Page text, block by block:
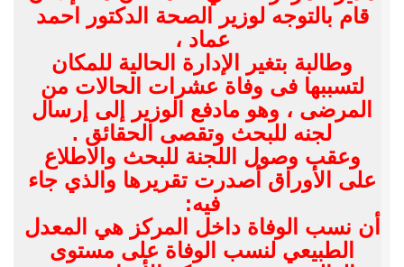
قام بالتوجه لوزير الصحة الدكتور احمد
عماد ،
وطالبة بتغير الإدارة الحالية للمكان
لتسببها فى وفاة عشرات الحالات من
المرضى ، وهو مادفع الوزير إلى إرسال
لجنه للبحث وتقصى الحقائق .
وعقب وصول اللجنة للبحث والاطلاع
على الأوراق أصدرت تقريرها والذي جاء
فيه:
أن نسب الوفاة داخل المركز هي المعدل
الطبيعي لنسب الوفاة على مستوى